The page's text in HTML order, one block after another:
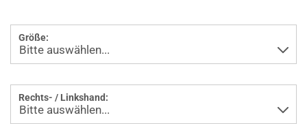
Größe:
Rechts- / Linkshand: